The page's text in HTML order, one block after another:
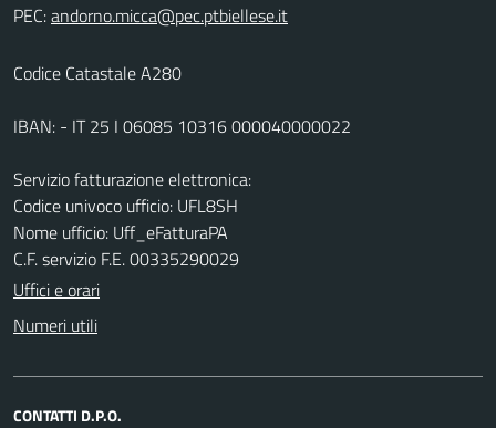
PEC:
Codice Catastale A280
IBAN: - IT 25 I 06085 10316 000040000022
Servizio fatturazione elettronica:
Codice univoco ufficio: UFL8SH
Nome ufficio: Uff_eFatturaPA
C.F. servizio F.E. 00335290029
Uffici e orari
Numeri utili
CONTATTI D.P.O.